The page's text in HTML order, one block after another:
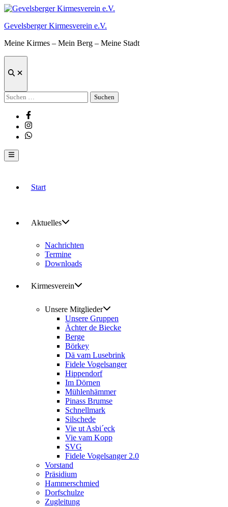
Zum
springen
Gevelsberger Kirmesverein e.V.
Meine Kirmes – Mein Berg – Meine Stadt
Suche
Suchen
nach:
Facebook
Instagram
Whatsapp
Hauptmenü
Start
Aktuelles
Nachrichten
Termine
Downloads
Kirmesverein
Unsere Mitglieder
Unsere Gruppen
Ächter de Biecke
Berge
Börkey
Dä vam Lusebrink
Fidele Vogelsanger
Hippendorf
Im Dörnen
Mühlenhämmer
Pinass Brumse
Schnellmark
Silschede
Vie ut Asbi´eck
Vie vam Kopp
SVG
Fidele Vogelsanger 2.0
Vorstand
Präsidium
Hammerschmied
Dorfschulze
Zugleitung